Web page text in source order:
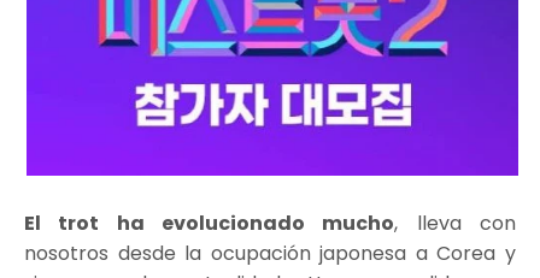
El trot ha evolucionado mucho, lleva con
nosotros desde la ocupación japonesa a Corea y